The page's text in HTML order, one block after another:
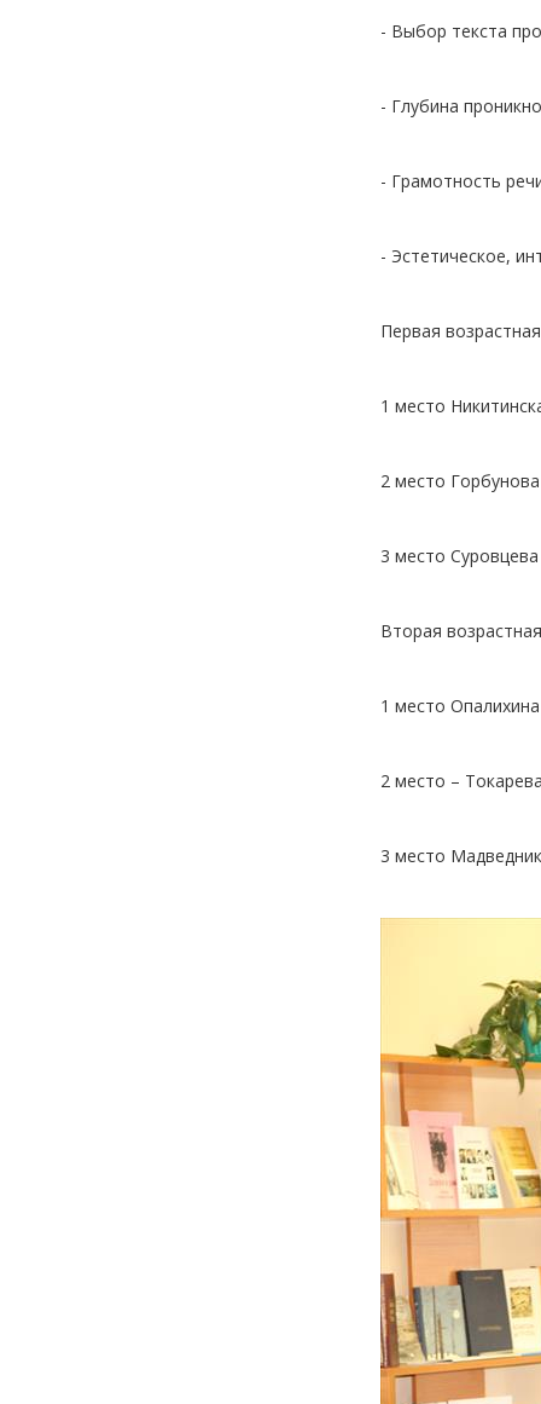
- Выбор текста
- Глубина
- Грамотность
- Эстетическое,
Первая
1 место
2 место
3 место
Вторая
1 место
2 место –
3 место